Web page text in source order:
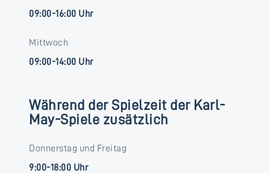
09:00-16:00 Uhr
Mittwoch
09:00-14:00 Uhr
Während der Spielzeit der Karl-
May-Spiele zusätzlich
Donnerstag und Freitag
9:00-18:00 Uhr